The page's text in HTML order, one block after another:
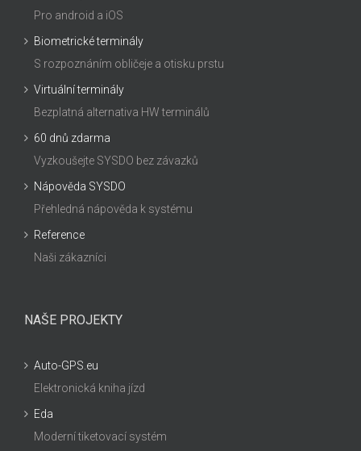
Pro android a iOS
Biometrické terminály
S rozpoznáním obličeje a otisku prstu
Virtuální terminály
Bezplatná alternativa HW terminálů
60 dnů zdarma
Vyzkoušejte SYSDO bez závazků
Nápověda SYSDO
Přehledná nápověda k systému
Reference
Naši zákazníci
NAŠE PROJEKTY
Auto-GPS.eu
Elektronická kniha jízd
Eda
Moderní tiketovací systém